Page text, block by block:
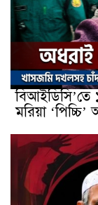
বিআইডিসি’তে
মরিয়া